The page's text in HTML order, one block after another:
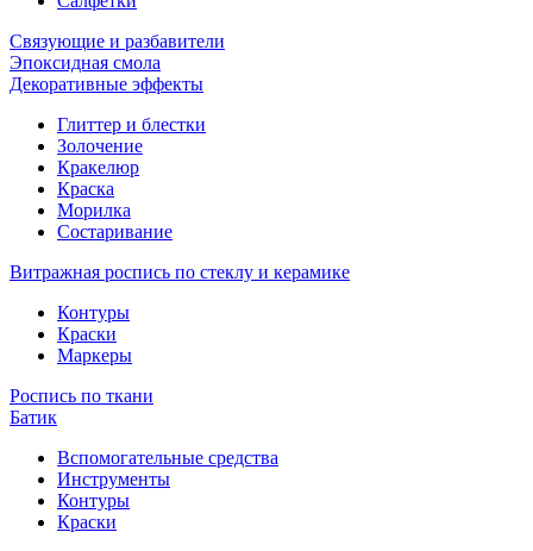
Связующие и разбавители
Эпоксидная смола
Декоративные эффекты
Глиттер и блестки
Золочение
Кракелюр
Краска
Морилка
Состаривание
Витражная роспись по стеклу и керамике
Контуры
Краски
Маркеры
Роспись по ткани
Батик
Вспомогательные средства
Инструменты
Контуры
Краски